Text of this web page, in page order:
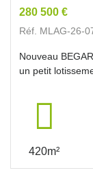
280 500 €
Réf. MLAG-26-
Nouveau
un petit
420m²